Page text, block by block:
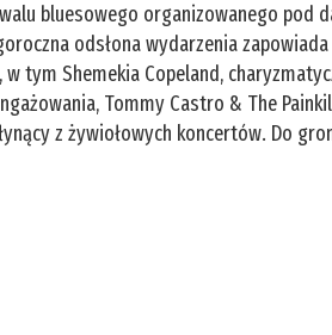
bluesowego organizowanego pod
odsłona wydarzenia
tym Shemekia Copeland,
Tommy Castro & The
z żywiołowych koncertów. Do